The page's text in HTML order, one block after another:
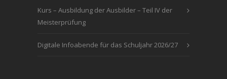
Kurs – Ausbildung der Ausbilder – Teil IV der
Meisterprüfung
Digitale Infoabende für das Schuljahr 2026/27